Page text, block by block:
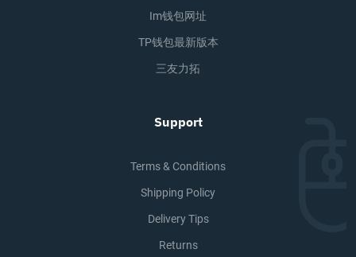
Im钱包网址
TP钱包最新版本
三友力拓
Support
Terms & Conditions
Shipping Policy
Delivery Tips
Returns